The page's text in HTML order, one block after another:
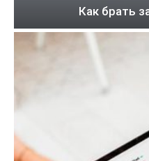
Как брать